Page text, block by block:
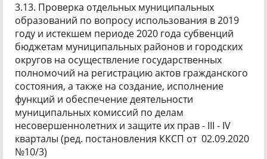
3.13. Проверка отдельных муниципальных
образований по вопросу использования в 2019
году и истекшем периоде 2020 года субвенций
бюджетам муниципальных районов и городских
округов на осуществление государственных
полномочий на регистрацию актов гражданского
состояния, а также на создание, исполнение
функций и обеспечение деятельности
муниципальных комиссий по делам
несовершеннолетних и защите их прав - III - IV
кварталы (ред. постановления ККСП от 02.09.2020
№10/3)